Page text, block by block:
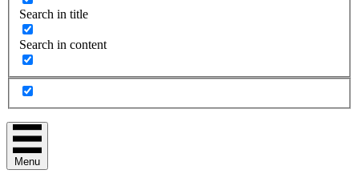
Search in title
Search in content
Menu